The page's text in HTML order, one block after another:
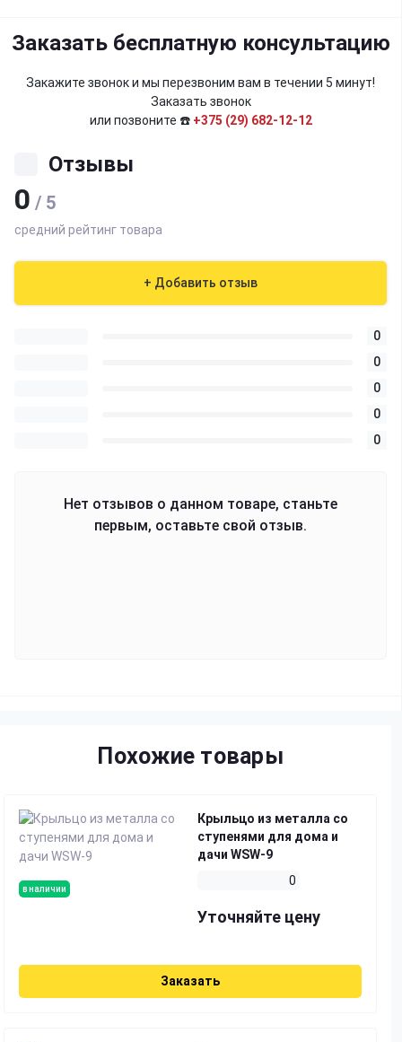
Заказать бесплатную консультацию
Закажите звонок и мы перезвоним вам в течении 5 минут!
Заказать звонок
или позвоните ☎️ +375 (29) 682-12-12
Отзывы
0 / 5
средний рейтинг товара
+ Добавить отзыв
0
0
0
0
0
Нет отзывов о данном товаре, станьте
первым, оставьте свой отзыв.
Похожие товары
в наличии
Крыльцо из металла со
ступенями для дома и
дачи WSW-9
0
Уточняйте цену
Заказать